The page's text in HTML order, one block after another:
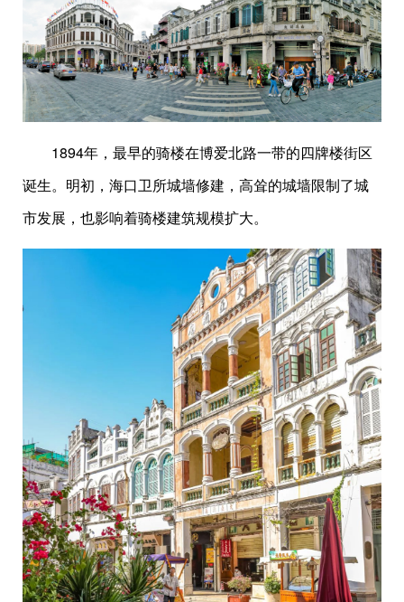
1894年，最早的骑楼在博爱北路一带的四牌楼街区
诞生。明初，海口卫所城墙修建，高耸的城墙限制了城
市发展，也影响着骑楼建筑规模扩大。